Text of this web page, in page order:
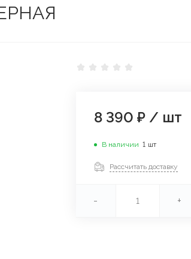
8 390 ₽ / шт
В наличии 1 шт
Рассчитать доставку
- +